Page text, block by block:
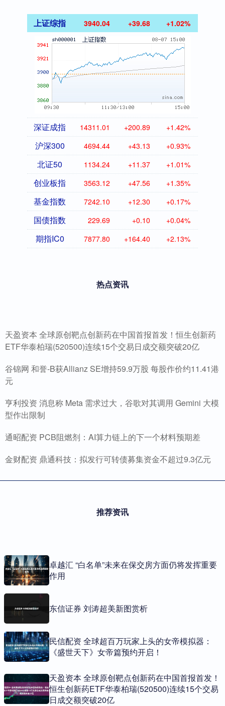
上证综指 3940.04 +39.68 +1.02%
深证成指 14311.01 +200.89 +1.42%
沪深300 4694.44 +43.13 +0.93%
北证50 1134.24 +11.37 +1.01%
创业板指 3563.12 +47.56 +1.35%
基金指数 7242.10 +12.30 +0.17%
国债指数 229.69 +0.10 +0.04%
期指IC0 7877.80 +164.40 +2.13%
热点资讯
天盈资本 全球原创靶点创新药在中国首报首发！恒生创新药
ETF华泰柏瑞(520500)连续15个交易日成交额突破20亿
谷锦网 和誉-B获Allianz SE增持59.9万股 每股作价约11.41港
元
亨利投资 消息称 Meta 需求过大，谷歌对其调用 Gemini 大模
型作出限制
通昭配资 PCB阻燃剂：AI算力链上的下一个材料预期差
金财配资 鼎通科技：拟发行可转债募集资金不超过9.3亿元
推荐资讯
卓越汇 “白名单”未来在保交房方面仍将发挥重要
作用
东信证券 刘涛超美新图赏析
民信配资 全球超百万玩家上头的女帝模拟器：
《盛世天下》女帝篇预约开启！
天盈资本 全球原创靶点创新药在中国首报首发！
恒生创新药ETF华泰柏瑞(520500)连续15个交易
日成交额突破20亿